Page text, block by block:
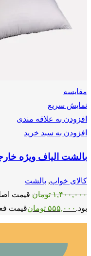
مقايسه
نمایش سریع
افزودن به علاقه مندی
افزودن به سبد خرید
بالشت الیاف ویژه
کالای خواب, بالشت
۱,۴۰۰,۰۰۰ تومان
بود. ۵۵۵,۰۰۰ تومانقیمت فعلی: